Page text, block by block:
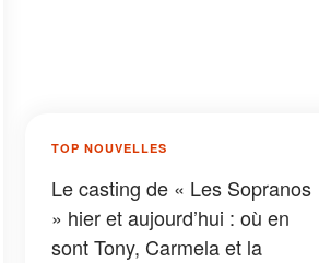
TOP NOUVELLES
Le casting de « Les Sopranos
» hier et aujourd’hui : où en
sont Tony, Carmela et la